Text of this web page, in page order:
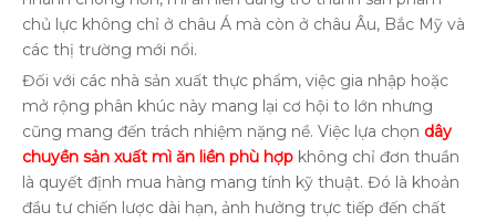
chủ lực không chỉ ở châu Á mà còn ở châu Âu, Bắc Mỹ và
các thị trường mới nổi.
Đối với các nhà sản xuất thực phẩm, việc gia nhập hoặc
mở rộng phân khúc này mang lại cơ hội to lớn nhưng
cũng mang đến trách nhiệm nặng nề. Việc lựa chọn dây
chuyền sản xuất mì ăn liền phù hợp không chỉ đơn thuần
là quyết định mua hàng mang tính kỹ thuật. Đó là khoản
đầu tư chiến lược dài hạn, ảnh hưởng trực tiếp đến chất